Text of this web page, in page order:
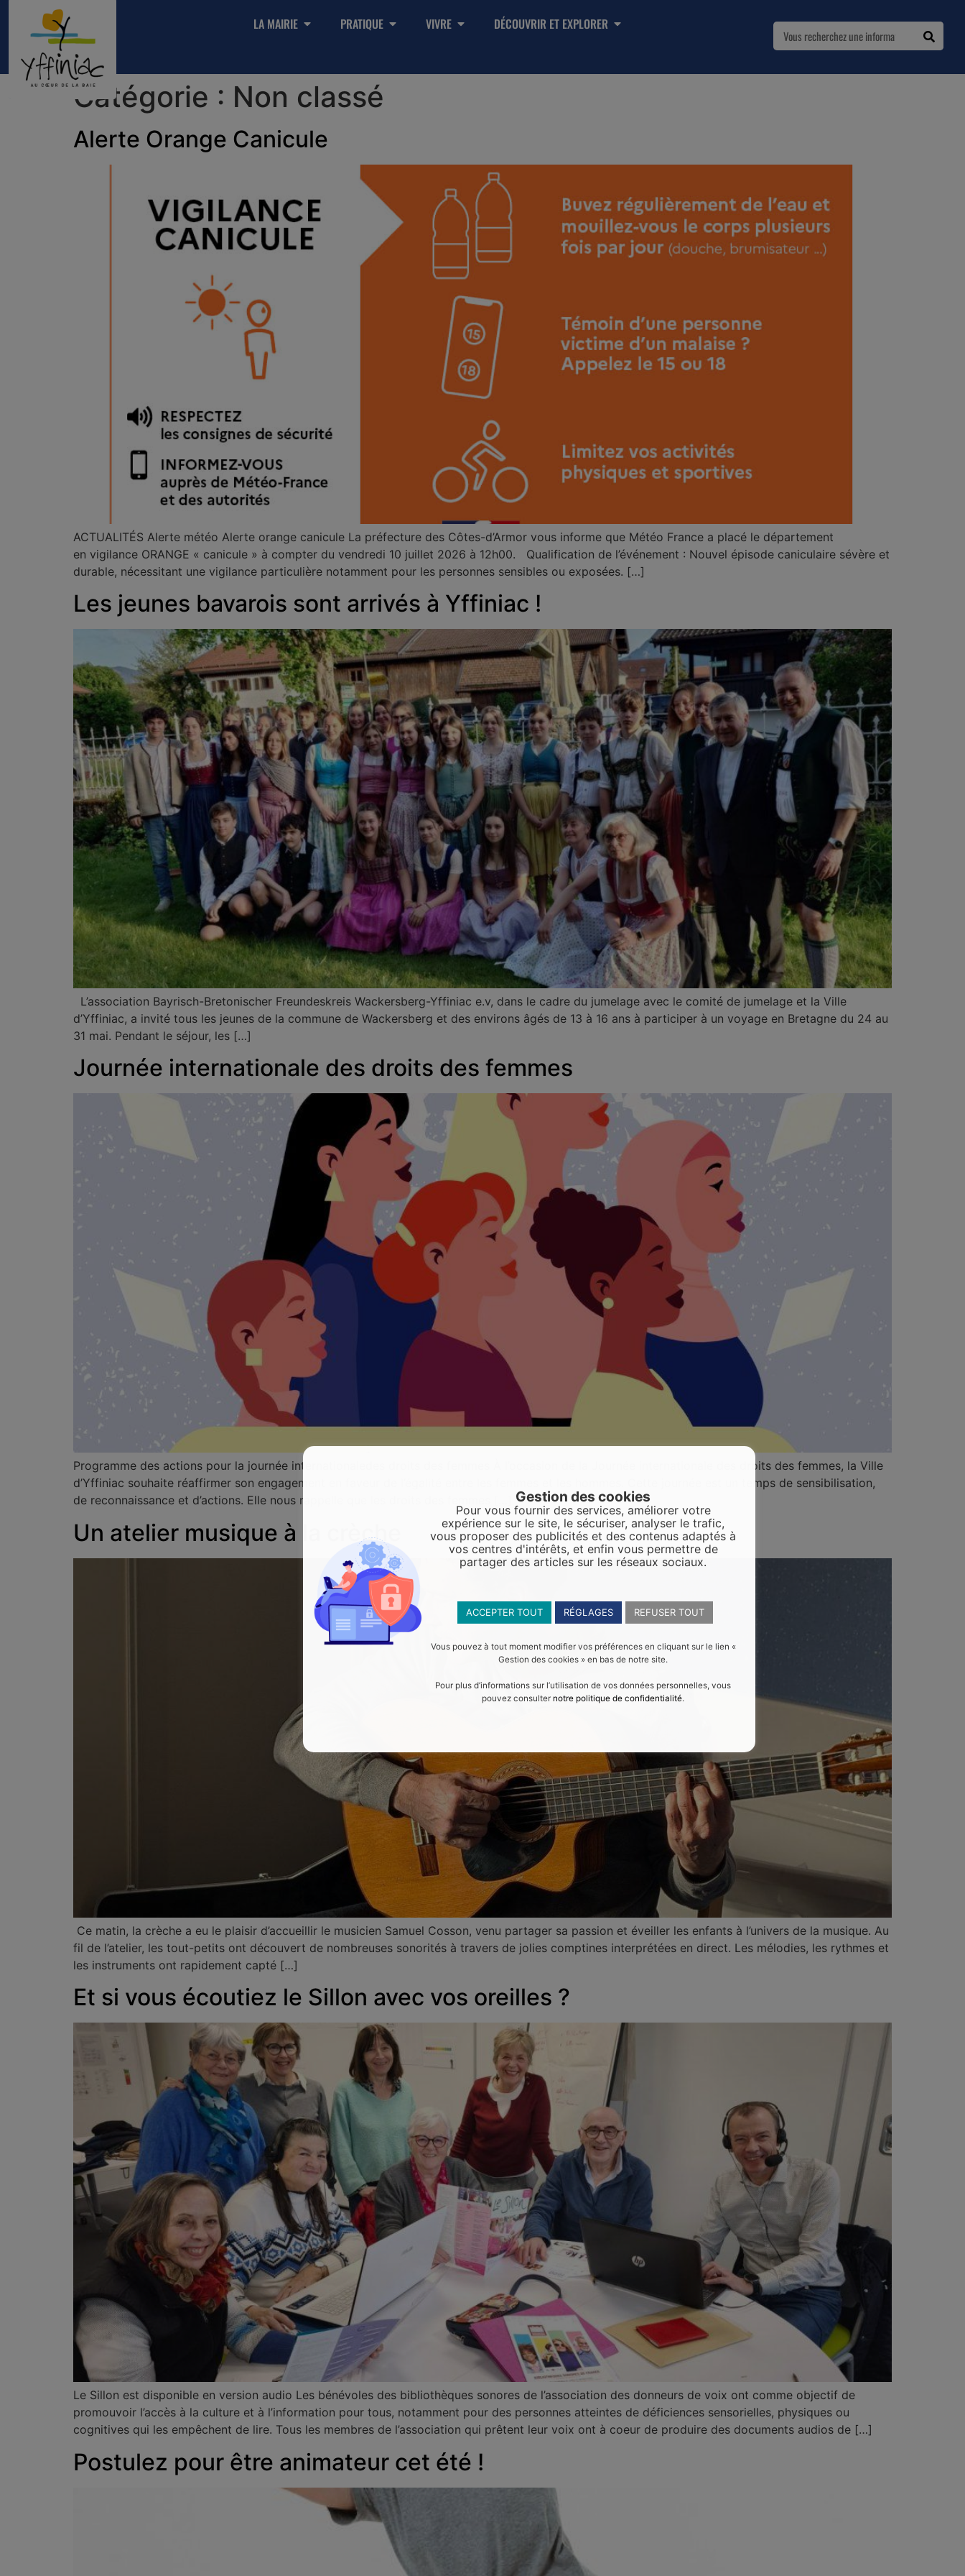
LA MAIRIE PRATIQUE VIVRE DÉCOUVRIR ET EXPLORER
Catégorie : Non classé
Alerte Orange Canicule
ACTUALITÉS Alerte météo Alerte orange canicule La préfecture des Côtes-d’Armor vous informe que Météo France a placé le département
en vigilance ORANGE « canicule » à compter du vendredi 10 juillet 2026 à 12h00. Qualification de l’événement : Nouvel épisode caniculaire sévère et
durable, nécessitant une vigilance particulière notamment pour les personnes sensibles ou exposées. […]
Les jeunes bavarois sont arrivés à Yffiniac !
L’association Bayrisch-Bretonischer Freundeskreis Wackersberg-Yffiniac e.v, dans le cadre du jumelage avec le comité de jumelage et la Ville
d’Yffiniac, a invité tous les jeunes de la commune de Wackersberg et des environs âgés de 13 à 16 ans à participer à un voyage en Bretagne du 24 au
31 mai. Pendant le séjour, les […]
Journée internationale des droits des femmes
Programme des actions pour la journée internationaledes droits des femmes À l’occasion de la Journée internationale des droits des femmes, la Ville
d’Yffiniac souhaite réaffirmer son engagement en faveur de l’égalité entre les femmes et les hommes. Cette journée est un temps de sensibilisation,
de reconnaissance et d’actions. Elle nous rappelle que les droits des femmes […]
Un atelier musique à la crèche
Ce matin, la crèche a eu le plaisir d’accueillir le musicien Samuel Cosson, venu partager sa passion et éveiller les enfants à l’univers de la musique. Au
fil de l’atelier, les tout-petits ont découvert de nombreuses sonorités à travers de jolies comptines interprétées en direct. Les mélodies, les rythmes et
les instruments ont rapidement capté […]
Et si vous écoutiez le Sillon avec vos oreilles ?
Le Sillon est disponible en version audio Les bénévoles des bibliothèques sonores de l’association des donneurs de voix ont comme objectif de
promouvoir l’accès à la culture et à l’information pour tous, notamment pour des personnes atteintes de déficiences sensorielles, physiques ou
cognitives qui les empêchent de lire. Tous les membres de l’association qui prêtent leur voix ont à coeur de produire des documents audios de […]
Postulez pour être animateur cet été !
Gestion des cookies
Pour vous fournir des services, améliorer votre
expérience sur le site, le sécuriser, analyser le trafic,
vous proposer des publicités et des contenus adaptés à
vos centres d'intérêts, et enfin vous permettre de
partager des articles sur les réseaux sociaux.
ACCEPTER TOUT RÉGLAGES REFUSER TOUT
Vous pouvez à tout moment modifier vos préférences en cliquant sur le lien «
Gestion des cookies » en bas de notre site.
Pour plus d’informations sur l’utilisation de vos données personnelles, vous
pouvez consulter notre politique de confidentialité.